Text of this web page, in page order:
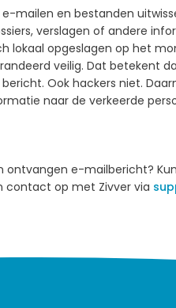
e-mailen en bestanden
verslagen of andere
lokaal opgeslagen op het
veilig. Dat betekent
Ook hackers niet.
naar de verkeerde
ontvangen e-mailbericht?
contact op met Zivver via